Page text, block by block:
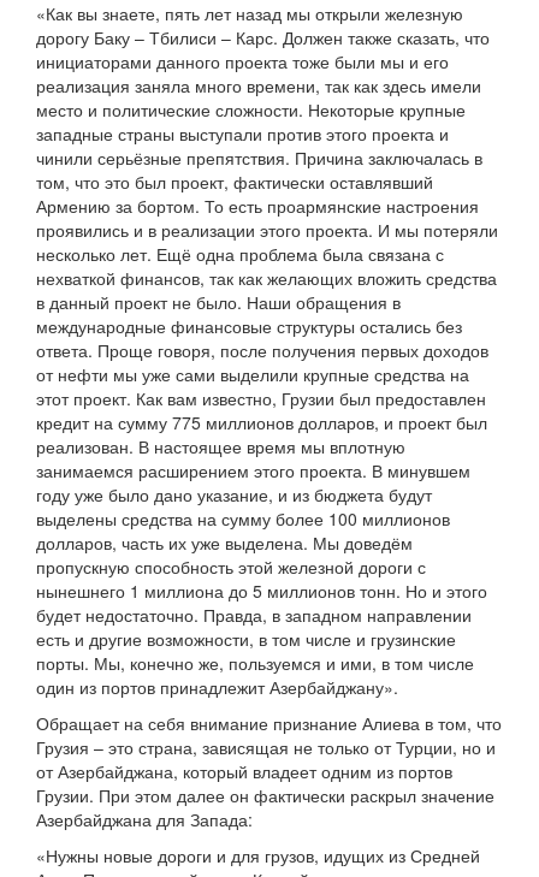
«Как вы знаете, пять лет назад мы открыли железную
дорогу Баку – Тбилиси – Карс. Должен также сказать, что
инициаторами данного проекта тоже были мы и его
реализация заняла много времени, так как здесь имели
место и политические сложности. Некоторые крупные
западные страны выступали против этого проекта и
чинили серьёзные препятствия. Причина заключалась в
том, что это был проект, фактически оставлявший
Армению за бортом. То есть проармянские настроения
проявились и в реализации этого проекта. И мы потеряли
несколько лет. Ещё одна проблема была связана с
нехваткой финансов, так как желающих вложить средства
в данный проект не было. Наши обращения в
международные финансовые структуры остались без
ответа. Проще говоря, после получения первых доходов
от нефти мы уже сами выделили крупные средства на
этот проект. Как вам известно, Грузии был предоставлен
кредит на сумму 775 миллионов долларов, и проект был
реализован. В настоящее время мы вплотную
занимаемся расширением этого проекта. В минувшем
году уже было дано указание, и из бюджета будут
выделены средства на сумму более 100 миллионов
долларов, часть их уже выделена. Мы доведём
пропускную способность этой железной дороги с
нынешнего 1 миллиона до 5 миллионов тонн. Но и этого
будет недостаточно. Правда, в западном направлении
есть и другие возможности, в том числе и грузинские
порты. Мы, конечно же, пользуемся и ими, в том числе
один из портов принадлежит Азербайджану».
Обращает на себя внимание признание Алиева в том, что
Грузия – это страна, зависящая не только от Турции, но и
от Азербайджана, который владеет одним из портов
Грузии. При этом далее он фактически раскрыл значение
Азербайджана для Запада:
«Нужны новые дороги и для грузов, идущих из Средней